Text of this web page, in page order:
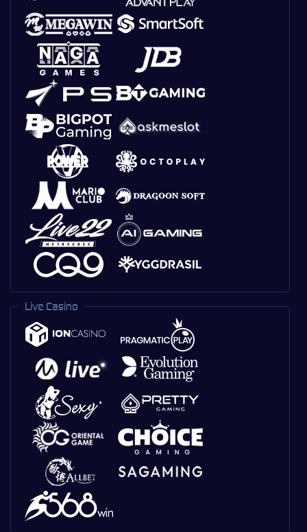
Live Casino